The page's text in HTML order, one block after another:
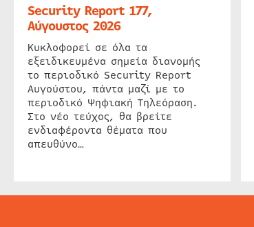
Security Report 177,
Αύγουστος 2026
Κυκλοφορεί σε όλα τα
εξειδικευμένα σημεία διανομής
το περιοδικό Security Report
Αυγούστου, πάντα μαζί με το
περιοδικό Ψηφιακή Τηλεόραση.
Στο νέο τεύχος, θα βρείτε
ενδιαφέροντα θέματα που
απευθύνο…